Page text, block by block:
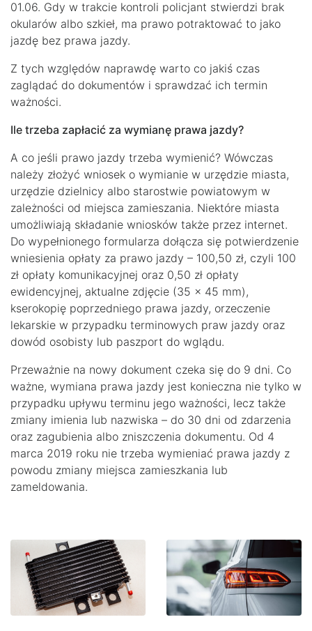
01.06. Gdy w trakcie kontroli policjant stwierdzi brak
okularów albo szkieł, ma prawo potraktować to jako
jazdę bez prawa jazdy.
Z tych względów naprawdę warto co jakiś czas
zaglądać do dokumentów i sprawdzać ich termin
ważności.
Ile trzeba zapłacić za wymianę prawa jazdy?
A co jeśli prawo jazdy trzeba wymienić? Wówczas
należy złożyć wniosek o wymianie w urzędzie miasta,
urzędzie dzielnicy albo starostwie powiatowym w
zależności od miejsca zamieszania. Niektóre miasta
umożliwiają składanie wniosków także przez internet.
Do wypełnionego formularza dołącza się potwierdzenie
wniesienia opłaty za prawo jazdy – 100,50 zł, czyli 100
zł opłaty komunikacyjnej oraz 0,50 zł opłaty
ewidencyjnej, aktualne zdjęcie (35 x 45 mm),
kserokopię poprzedniego prawa jazdy, orzeczenie
lekarskie w przypadku terminowych praw jazdy oraz
dowód osobisty lub paszport do wglądu.
Przeważnie na nowy dokument czeka się do 9 dni. Co
ważne, wymiana prawa jazdy jest konieczna nie tylko w
przypadku upływu terminu jego ważności, lecz także
zmiany imienia lub nazwiska – do 30 dni od zdarzenia
oraz zagubienia albo zniszczenia dokumentu. Od 4
marca 2019 roku nie trzeba wymieniać prawa jazdy z
powodu zmiany miejsca zamieszkania lub
zameldowania.